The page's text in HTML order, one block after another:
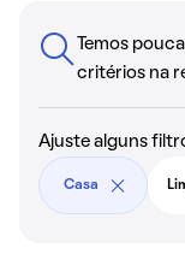
Temos
critérios na
Ajuste alguns
Casa